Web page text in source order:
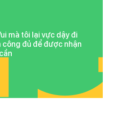
mà tôi lại vực dậy đi
công đủ để được nhận